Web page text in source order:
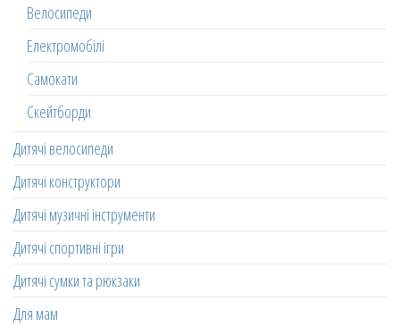
Велосипеди
Електромобілі
Самокати
Скейтборди
Дитячі велосипеди
Дитячі конструктори
Дитячі музичні інструменти
Дитячі спортивні ігри
Дитячі сумки та рюкзаки
Для мам